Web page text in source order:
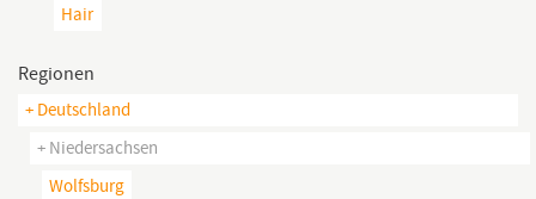
Hair
Regionen
+ Deutschland
+ Niedersachsen
Wolfsburg